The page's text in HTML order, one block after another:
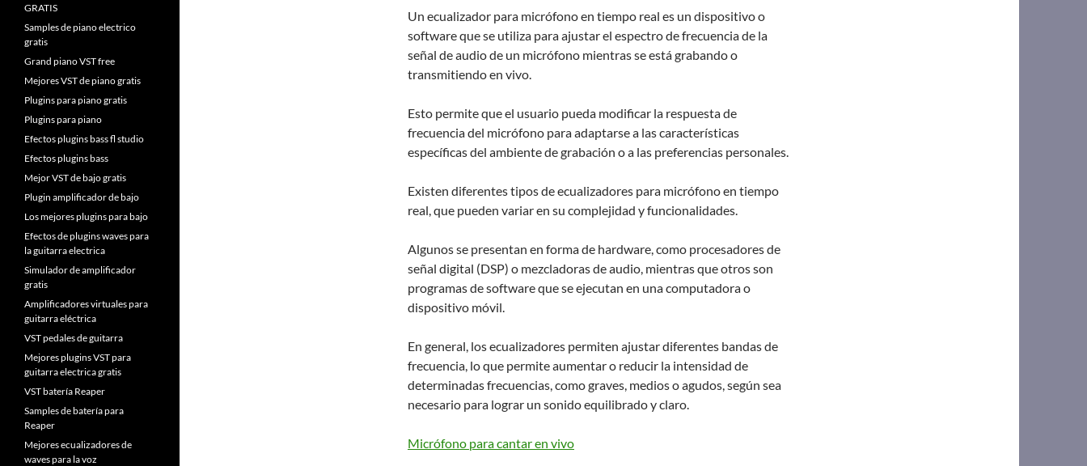
Un ecualizador para micrófono en tiempo real es un dispositivo o
software que se utiliza para ajustar el espectro de frecuencia de la
señal de audio de un micrófono mientras se está grabando o
transmitiendo en vivo.
Esto permite que el usuario pueda modificar la respuesta de
frecuencia del micrófono para adaptarse a las características
específicas del ambiente de grabación o a las preferencias personales.
Existen diferentes tipos de ecualizadores para micrófono en tiempo
real, que pueden variar en su complejidad y funcionalidades.
Algunos se presentan en forma de hardware, como procesadores de
señal digital (DSP) o mezcladoras de audio, mientras que otros son
programas de software que se ejecutan en una computadora o
dispositivo móvil.
En general, los ecualizadores permiten ajustar diferentes bandas de
frecuencia, lo que permite aumentar o reducir la intensidad de
determinadas frecuencias, como graves, medios o agudos, según sea
necesario para lograr un sonido equilibrado y claro.
Micrófono para cantar en vivo
GRATIS
Samples de piano electrico
gratis
Grand piano VST free
Mejores VST de piano gratis
Plugins para piano gratis
Plugins para piano
Efectos plugins bass fl studio
Efectos plugins bass
Mejor VST de bajo gratis
Plugin amplificador de bajo
Los mejores plugins para bajo
Efectos de plugins waves para
la guitarra electrica
Simulador de amplificador
gratis
Amplificadores virtuales para
guitarra eléctrica
VST pedales de guitarra
Mejores plugins VST para
guitarra electrica gratis
VST batería Reaper
Samples de batería para
Reaper
Mejores ecualizadores de
waves para la voz